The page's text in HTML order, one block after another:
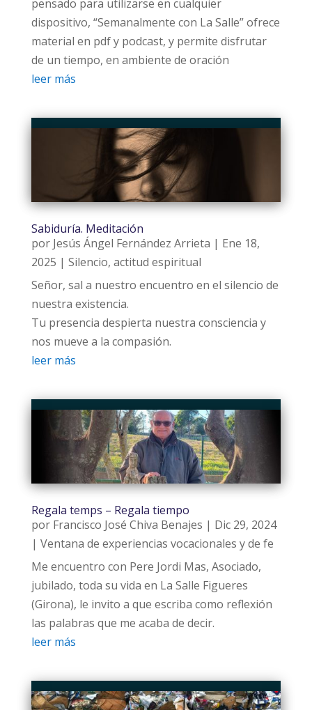
pensado para utilizarse en cualquier
dispositivo, “Semanalmente con La Salle” ofrece
material en pdf y podcast, y permite disfrutar
de un tiempo, en ambiente de oración
leer más
Sabiduría. Meditación
por Jesús Ángel Fernández Arrieta | Ene 18,
2025 | Silencio, actitud espiritual
Señor, sal a nuestro encuentro en el silencio de
nuestra existencia.
Tu presencia despierta nuestra consciencia y
nos mueve a la compasión.
leer más
Regala temps – Regala tiempo
por Francisco José Chiva Benajes | Dic 29, 2024
| Ventana de experiencias vocacionales y de fe
Me encuentro con Pere Jordi Mas, Asociado,
jubilado, toda su vida en La Salle Figueres
(Girona), le invito a que escriba como reflexión
las palabras que me acaba de decir.
leer más